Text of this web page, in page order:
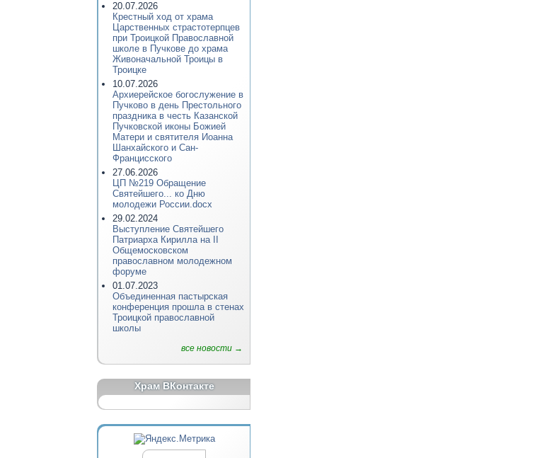
20.07.2026
Крестный ход от храма
Царственных страстотерпцев
при Троицкой Православной
школе в Пучкове до храма
Живоначальной Троицы в
Троицке
10.07.2026
Архиерейское богослужение в
Пучково в день Престольного
праздника в честь Казанской
Пучковской иконы Божией
Матери и святителя Иоанна
Шанхайского и Сан-
Францисского
27.06.2026
ЦП №219 Обращение
Святейшего... ко Дню
молодежи России.docx
29.02.2024
Выступление Святейшего
Патриарха Кирилла на II
Общемосковском
православном молодежном
форуме
01.07.2023
Объединенная пастырская
конференция прошла в стенах
Троицкой православной
школы
все новости →
Храм ВКонтакте